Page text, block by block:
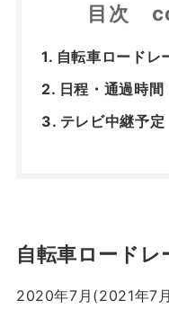
目次
自転車ロードレ
日程・通過時
テレビ中継予定
自転車ロードレ
2020年7月(2021年7